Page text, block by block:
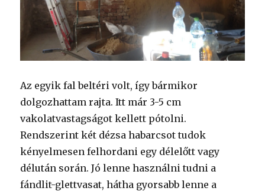
Az egyik fal beltéri volt, így bármikor
dolgozhattam rajta. Itt már 3-5 cm
vakolatvastagságot kellett pótolni.
Rendszerint két dézsa habarcsot tudok
kényelmesen felhordani egy délelőtt vagy
délután során. Jó lenne használni tudni a
fándlit-glettvasat, hátha gyorsabb lenne a